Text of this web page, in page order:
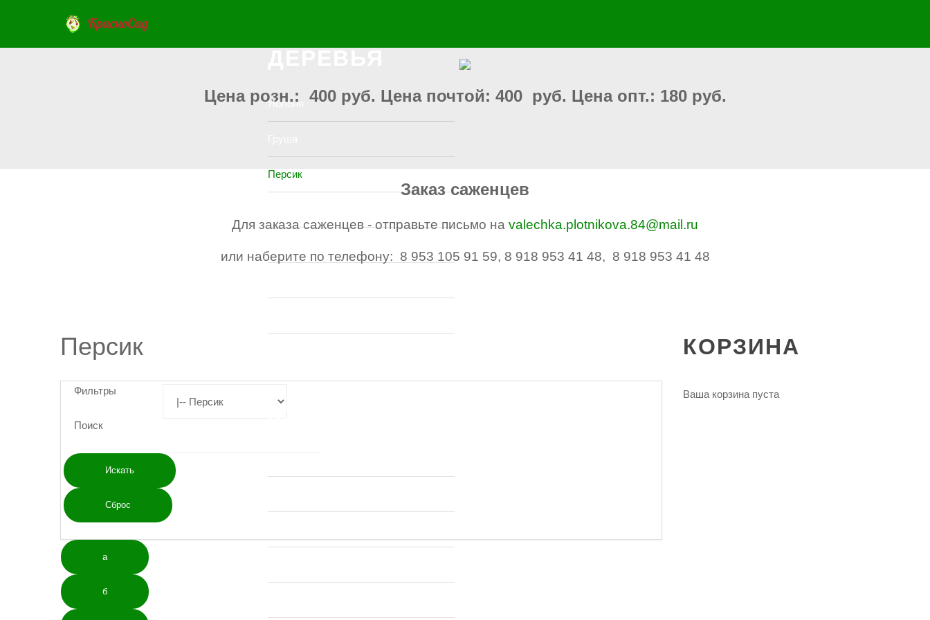
Яблоня
Персик
Цена розн.: 400 руб. Цена почтой: 400 руб. Цена опт.: 180 руб.
Заказ саженцев
Для заказа саженцев - отправьте письмо на valechka.plotnikova.84@mail.ru
или наберите по телефону: 8 953 105 91 59, 8 918 953 41 48, 8 918 953 41 48
Персик
Фильтры
Поиск
а
б
КОРЗИНА
Ваша корзина пуста